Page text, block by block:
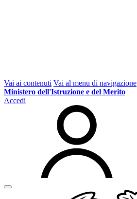
Vai ai contenuti Vai al menu di navigazione
Ministero dell'Istruzione e del Merito
Accedi